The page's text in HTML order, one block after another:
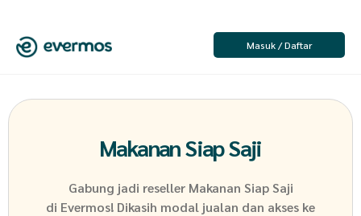
Masuk / Daftar
Makanan Siap Saji
Gabung jadi reseller Makanan Siap Saji
di Evermos! Dikasih modal jualan dan akses ke